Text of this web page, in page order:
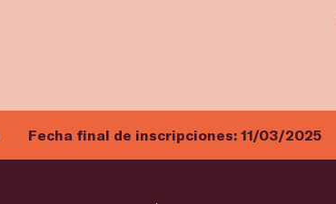
Fecha final de inscripciones: 11/03/2025